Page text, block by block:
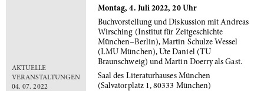
AKTUELLE
VERANSTALTUNGEN
04. 07. 2022
Montag, 4. Juli 2022, 20 Uhr
Buchvorstellung und Diskussion mit Andreas
Wirsching (Institut für Zeitgeschichte
München−Berlin), Martin Schulze Wessel
(LMU München), Ute Daniel (TU
Braunschweig) und Martin Doerry als Gast.
Saal des Literaturhauses München
(Salvatorplatz 1, 80333 München)